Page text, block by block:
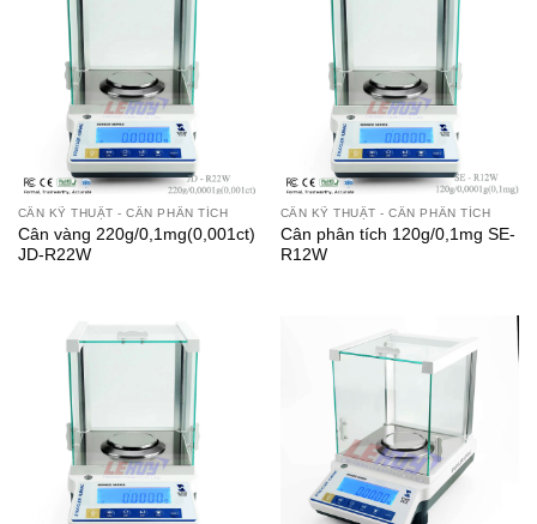
CÂN KỸ THUẬT - CÂN PHÂN TÍCH
Cân vàng 220g/0,1mg(0,001ct)
JD-R22W
CÂN KỸ THUẬT - CÂN PHÂN TÍCH
Cân phân tích 120g/0,1mg SE-
R12W